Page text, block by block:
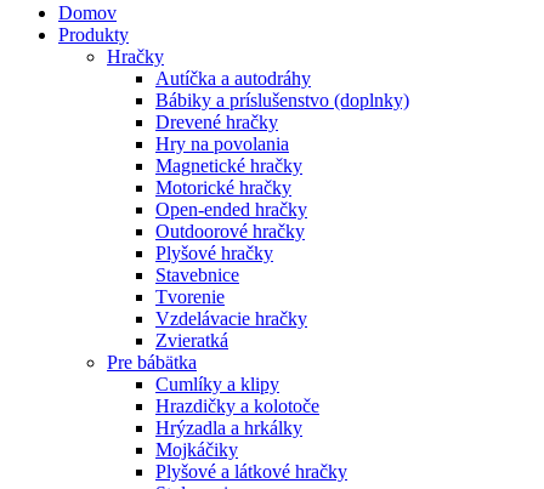
Domov
Produkty
Hračky
Autíčka a autodráhy
Bábiky a príslušenstvo (doplnky)
Drevené hračky
Hry na povolania
Magnetické hračky
Motorické hračky
Open-ended hračky
Outdoorové hračky
Plyšové hračky
Stavebnice
Tvorenie
Vzdelávacie hračky
Zvieratká
Pre bábätka
Cumlíky a klipy
Hrazdičky a kolotoče
Hrýzadla a hrkálky
Mojkáčiky
Plyšové a látkové hračky